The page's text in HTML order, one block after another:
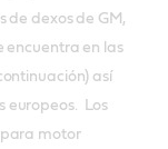
de dexos de GM,
encuentra en las
así
europeos. Los
motor